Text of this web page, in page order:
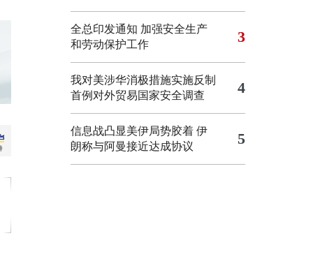
全总印发通知 加强安全生产
和劳动保护工作
3
我对美涉华消极措施实施反制
首例对外贸易国家安全调查
4
信息战凸显美伊局势胶着 伊
朗称与阿曼接近达成协议
5